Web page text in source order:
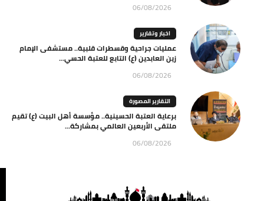
06/08/2026
اخبار وتقارير
عمليات جراحية وقسطرات قلبية.. مستشفى الإمام
زين العابدين (ع) التابع للعتبة الحسي...
06/08/2026
التقارير المصورة
برعاية العتبة الحسينية.. مؤسسة أهل البيت (ع) تقيم
ملتقى الأربعين العالمي بمشاركة...
06/08/2026